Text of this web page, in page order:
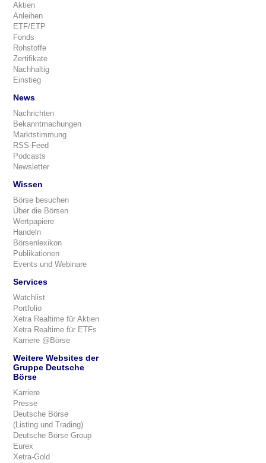
Aktien
Anleihen
ETF/ETP
Fonds
Rohstoffe
Zertifikate
Nachhaltig
Einstieg
News
Nachrichten
Bekanntmachungen
Marktstimmung
RSS-Feed
Podcasts
Newsletter
Wissen
Börse besuchen
Über die Börsen
Wertpapiere
Handeln
Börsenlexikon
Publikationen
Events und Webinare
Services
Watchlist
Portfolio
Xetra Realtime für Aktien
Xetra Realtime für ETFs
Karriere @Börse
Weitere Websites der
Gruppe Deutsche
Börse
Karriere
Presse
Deutsche Börse
(Listing und Trading)
Deutsche Börse Group
Eurex
Xetra-Gold